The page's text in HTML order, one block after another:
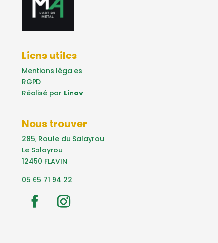
Liens utiles
Mentions légales
RGPD
Réalisé par Linov
Nous trouver
285, Route du Salayrou
Le Salayrou
12450 FLAVIN
05 65 71 94 22